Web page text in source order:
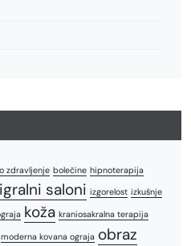
zdravljenje bolečine hipnoterapija
igralni saloni izgorelost izkušnje
koža kraniosakralna terapija
moderna kovana ograja obraz